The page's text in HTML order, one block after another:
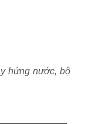
hứng nước, bộ